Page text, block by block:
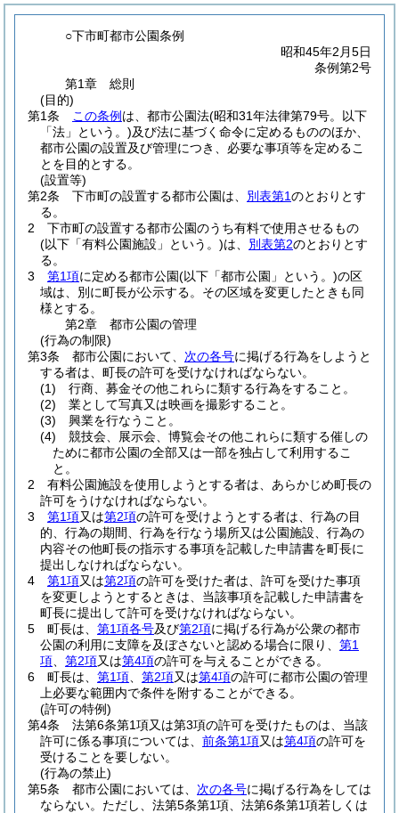
○下市町都市公園条例
昭和45年2月5日
条例第2号
第1章
総則
(目的)
第1条
この条例 は、都市公園法(昭和31年法律第79号。以下
「法」という。)及び法に基づく命令に定めるもののほか、
都市公園の設置及び管理につき、必要な事項等を定めるこ
とを目的とする。
(設置等)
第2条
下市町の設置する都市公園は、 別表第1のとおりとす
る。
2
下市町の設置する都市公園のうち有料で使用させるもの
(以下「有料公園施設」という。)は、 別表第2のとおりとす
る。
3
第1項に定める都市公園(以下「都市公園」という。)の区
域は、別に町長が公示する。 その区域を変更したときも同
様とする。
第2章
都市公園の管理
(行為の制限)
第3条
都市公園において、 次の各号に掲げる行為をしようと
する者は、町長の許可を受けなければならない。
(1)
行商、募金その他これらに類する行為をすること。
(2)
業として写真又は映画を撮影すること。
(3)
興業を行なうこと。
(4)
競技会、展示会、博覧会その他これらに類する催しの
ために都市公園の全部又は一部を独占して利用するこ
と。
2
有料公園施設を使用しようとする者は、あらかじめ町長の
許可をうけなければならない。
3
第1項又は第2項の許可を受けようとする者は、行為の目
的、行為の期間、行為を行なう場所又は公園施設、行為の
内容その他町長の指示する事項を記載した申請書を町長に
提出しなければならない。
4
第1項又は第2項の許可を受けた者は、許可を受けた事項
を変更しようとするときは、当該事項を記載した申請書を
町長に提出して許可を受けなければならない。
5
町長は、 第1項各号及び第2項に掲げる行為が公衆の都市
公園の利用に支障を及ぼさないと認める場合に限り、 第1
項
第2項又は第4項の許可を与えることができる。
6
町長は、 第1項 第2項又は第4項の許可に都市公園の管理
上必要な範囲内で条件を附することができる。
(許可の特例)
第4条
法第6条第1項又は第3項の許可を受けたものは、当該
許可に係る事項については、 前条第1項又は第4項の許可を
受けることを要しない。
(行為の禁止)
第5条
都市公園においては、 次の各号に掲げる行為をしては
ならない。 ただし、法第5条第1項、法第6条第1項若しくは